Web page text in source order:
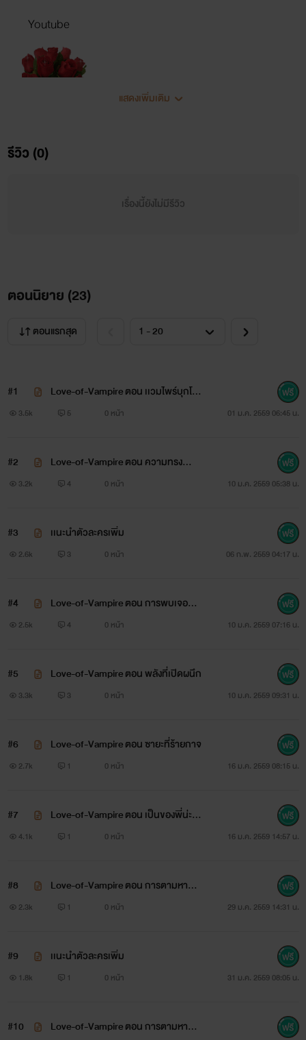
Youtube
เป็นเเวมไพร์ อายุ 20 ปี นิสัยเย็นชา โหด
แสดงเพิ่มเติม
รีวิว (0)
เรื่องนี้ยังไม่มีรีวิว
ตอนนิยาย (23)
ตอนแรกสุด
#1
Love-of-Vampire ตอน เเวมไพร์บุกโรง
เรียน
3.5k 5 0 หน้า 01 ม.ค. 2559 06:45 น.
#2
Love-of-Vampire ตอน ความทรงจำที่เ
ลื่อนหายไป
3.2k 4 0 หน้า 10 ม.ค. 2559 05:38 น.
#3 เเนะนำตัวละครเพิ่ม
2.6k 3 0 หน้า 06 ก.พ. 2559 04:17 น.
#4
Love-of-Vampire ตอน การพบเจอที่ท
รมาณ
2.5k 4 0 หน้า 10 ม.ค. 2559 07:16 น.
#5 Love-of-Vampire ตอน พลังที่เปิดผนึก
3.3k 3 0 หน้า 10 ม.ค. 2559 09:31 น.
#6 Love-of-Vampire ตอน ซายะที่ร้ายกาจ
2.7k 1 0 หน้า 16 ม.ค. 2559 08:15 น.
#7
Love-of-Vampire ตอน เป็นของพี่น่ะน
ามิ NC+
4.1k 1 0 หน้า 16 ม.ค. 2559 14:57 น.
#8
Love-of-Vampire ตอน การตามหาสา
วบริสุทธิ์ 1
2.3k 1 0 หน้า 29 ม.ค. 2559 14:31 น.
#9 เเนะนำตัวละครเพิ่ม
1.8k 1 0 หน้า 31 ม.ค. 2559 08:05 น.
#10
Love-of-Vampire ตอน การตามหาสา